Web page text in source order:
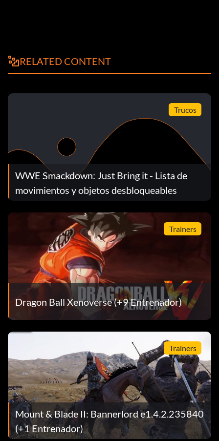
RELATED CONTENT
Trucos
WWE Smackdown: Just Bring it - Lista de
movimientos y objetos desbloqueables
Trainers
Dragon Ball Xenoverse (+9 Entrenador)
Trainers
Mount & Blade II: Bannerlord e1.4.2.235840
(+1 Entrenador)